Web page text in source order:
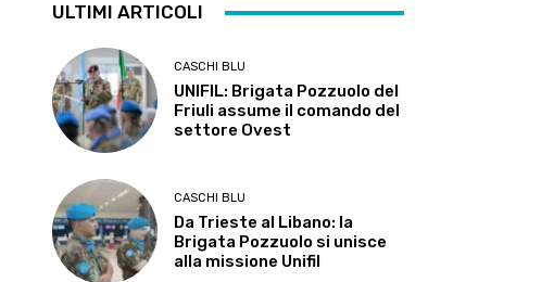
ULTIMI ARTICOLI
CASCHI BLU
UNIFIL: Brigata Pozzuolo del
Friuli assume il comando del
settore Ovest
CASCHI BLU
Da Trieste al Libano: la
Brigata Pozzuolo si unisce
alla missione Unifil